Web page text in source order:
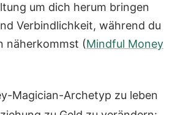
um dich herum bringen
Verbindlichkeit, während du
näherkommst (Mindful Money
Magician-Archetyp zu leben